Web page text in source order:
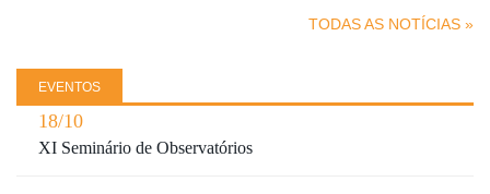
TODAS AS NOTÍCIAS »
EVENTOS
18/10
XI Seminário de Observatórios